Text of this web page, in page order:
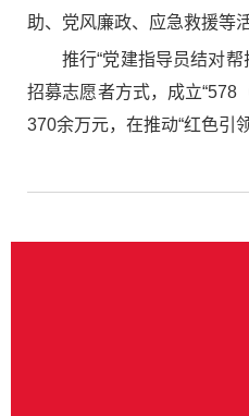
助、党风廉政、应急救援等
推行“党建指导员结对
招募志愿者方式，成立“578
370余万元，在推动“红色引